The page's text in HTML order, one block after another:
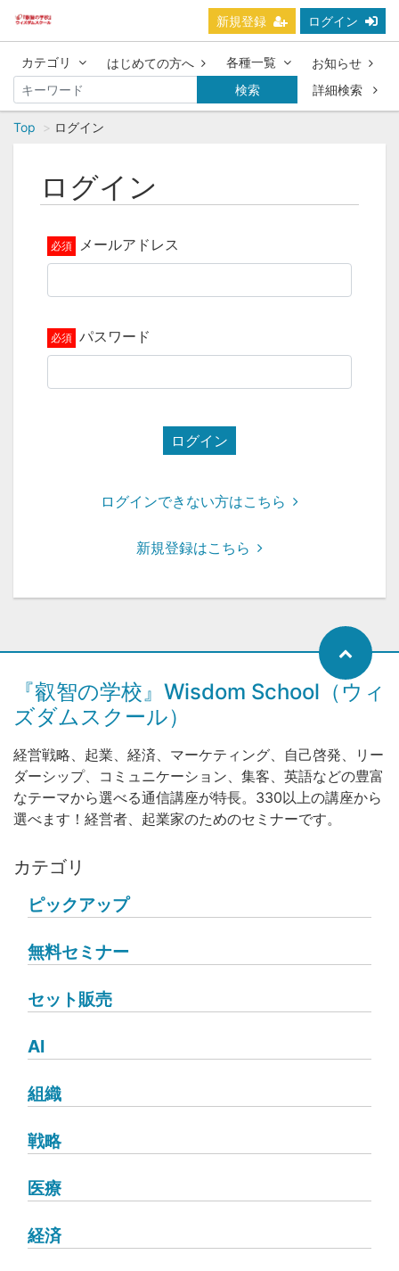
新規登録 ログイン
カテゴリ はじめての方へ 各種一覧
お知らせ
検索
詳細検索
Top ログイン
ログイン
メールアドレス
パスワード
ログイン
ログインできない方はこちら
新規登録はこちら
『叡智の学校』Wisdom School（ウィ
ズダムスクール）
経営戦略、起業、経済、マーケティング、自己啓発、リー
ダーシップ、コミュニケーション、集客、英語などの豊富
なテーマから選べる通信講座が特長。330以上の講座から
選べます！経営者、起業家のためのセミナーです。
カテゴリ
ピックアップ
無料セミナー
セット販売
AI
組織
戦略
医療
経済